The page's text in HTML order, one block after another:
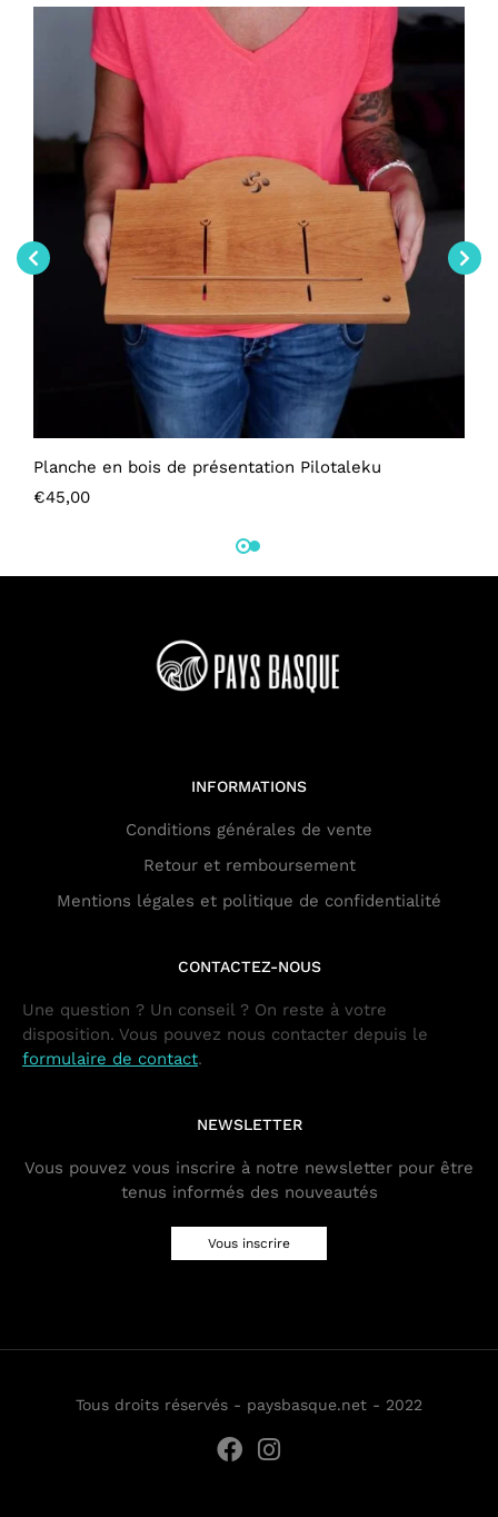
Planche en bois de présentation Pilotaleku
€45,00
INFORMATIONS
Conditions générales de vente
Retour et remboursement
Mentions légales et politique de confidentialité
CONTACTEZ-NOUS
Une question ? Un conseil ? On reste à votre
disposition. Vous pouvez nous contacter depuis le
formulaire de contact.
NEWSLETTER
Vous pouvez vous inscrire à notre newsletter pour être
tenus informés des nouveautés
Vous inscrire
Tous droits réservés - paysbasque.net - 2022